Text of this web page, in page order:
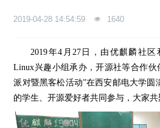
2019-04-28 14:54:59 1640
2019年4月27日，由优麒麟社
Linux兴趣小组承办，开源社等合作伙
派对暨黑客松活动”在西安邮电大学圆
的学生、开源爱好者共同参与，大家共